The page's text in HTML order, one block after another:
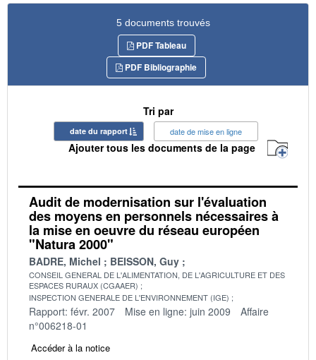
5 documents trouvés
PDF Tableau
PDF Bibliographie
Tri par
date du rapport date de mise en ligne
Ajouter tous les documents de la page
Audit de modernisation sur l'évaluation
des moyens en personnels nécessaires à
la mise en oeuvre du réseau européen
"Natura 2000"
BADRE, Michel BEISSON, Guy
CONSEIL GENERAL DE L'ALIMENTATION, DE L'AGRICULTURE ET DES
ESPACES RURAUX (CGAAER)
INSPECTION GENERALE DE L'ENVIRONNEMENT (IGE)
Rapport: févr. 2007 Mise en ligne: juin 2009
Affaire
n°006218-01
Accéder à la notice